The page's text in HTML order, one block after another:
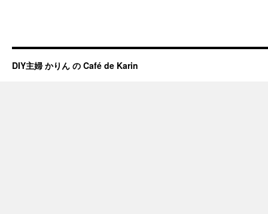
DIY主婦 かりん の Café de Karin